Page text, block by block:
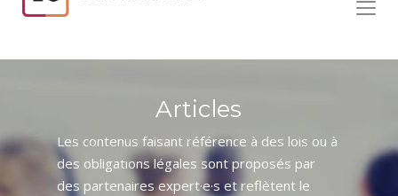
Articles
Les contenus faisant référence à des lois ou à
des obligations légales sont proposés par
des partenaires expert·e·s et reflètent le